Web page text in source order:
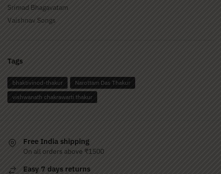
Srimad Bhagavatam
Vaishnav Songs
Tags
bhaktivinod-thakur
Narottam Das Thakur
vishwanath chakrawarti thakur
Free India shipping
On all orders above ₹1500
Easy 7 days returns